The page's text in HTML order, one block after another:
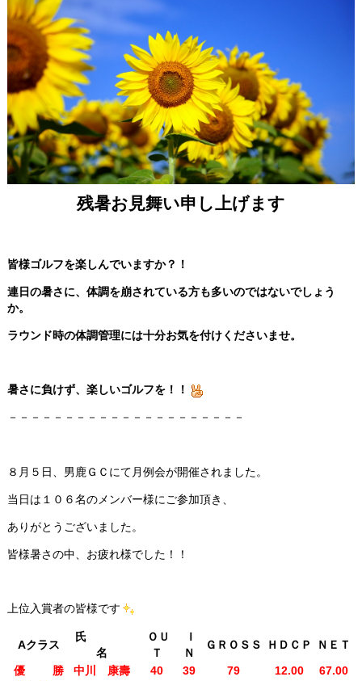
残暑お見舞い申し上げます
皆様ゴルフを楽しんでいますか？！
連日の暑さに、体調を崩されている方も多いのではないでしょう
か。
ラウンド時の体調管理には十分お気を付けくださいませ。
暑さに負けず、楽しいゴルフを！！
－－－－－－－－－－－－－－－－－－－－－
８月５日、男鹿ＧＣにて月例会が開催されました。
当日は１０６名のメンバー様にご参加頂き、
ありがとうございました。
皆様暑さの中、お疲れ様でした！！
上位入賞者の皆様です
Aクラス
氏
名
ＯＵ
Ｔ
Ｉ
Ｎ
ＧＲＯＳＳ ＨＤＣＰ
ＮＥＴ
優 勝
中川 康壽 40 39 79 12.00
67.00